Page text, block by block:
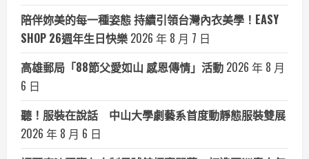
陪伴妳美的每一種姿態 持續引領台灣內衣美學！EASY
SHOP 26週年生日快樂 2026 年 8 月 7 日
高雄郵局「88節父愛如山 感恩傳情」活動 2026 年 8 月
6 日
聽！服裝在說話 中山大學劇藝系首度動靜態服裝雙展
2026 年 8 月 6 日